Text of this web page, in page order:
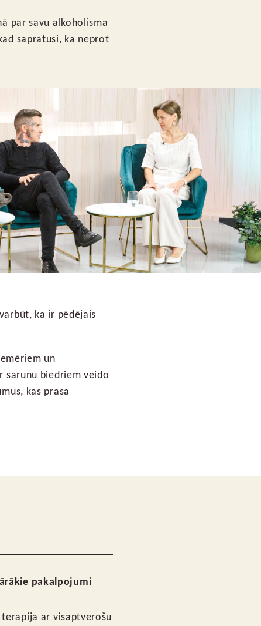
par savu alkoholisma
sapratusi, ka neprot
ka ir pēdējais
un
sarunu biedriem veido
kas prasa
pakalpojumi
terapija ar visaptverošu